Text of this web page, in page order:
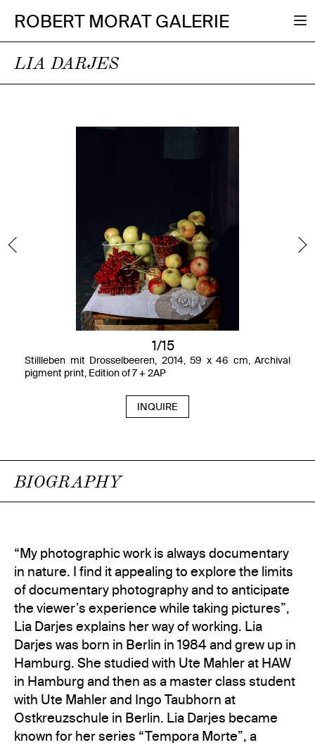
ROBERT MORAT GALERIE
LIA DARJES
Stillleben mit Drosselbeeren, 2014, 59 x 46 cm, Archival
pigment print, Edition of 7 + 2AP
1/15
INQUIRE
BIOGRAPHY
“My photographic work is always documentary
in nature. I find it appealing to explore the limits
of documentary photography and to anticipate
the viewer’s experience while taking pictures”,
Lia Darjes explains her way of working. Lia
Darjes was born in Berlin in 1984 and grew up in
Hamburg. She studied with Ute Mahler at HAW
in Hamburg and then as a master class student
with Ute Mahler and Ingo Taubhorn at
Ostkreuzschule in Berlin. Lia Darjes became
known for her series “Tempora Morte”, a